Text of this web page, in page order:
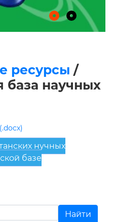
ресурсы /
база научных
нучных
базе